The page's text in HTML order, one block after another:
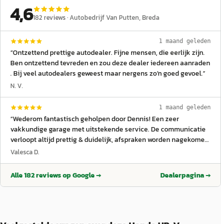
4,6182 reviews ·Autobedrijf Van Putten, Breda
1 maand geleden
“Ontzettend prettige autodealer. Fijne mensen, die eerlijk zijn.
Ben ontzettend tevreden en zou deze dealer iedereen aanraden
. Bij veel autodealers geweest maar nergens zo’n goed gevoel.”
N. V.
1 maand geleden
“Wederom fantastisch geholpen door Dennis! Een zeer
vakkundige garage met uitstekende service. De communicatie
verloopt altijd prettig & duidelijk, afspraken worden nagekomen
en de prijzen zijn eerlijk en transparant. Je merkt dat
vertrouwen breng ik mijn auto hier naartoe. Zeker een aanrader
en tot de volgende keer!”
Valesca D.
Alle182reviews op Google → Dealerpagina →